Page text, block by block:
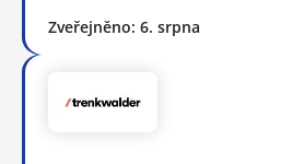
Zveřejněno: 6. srpna